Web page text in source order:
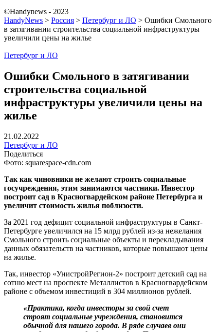
©Handynews - 2023
HandyNews > Россия > Петербург и ЛО > Ошибки Смольного
в затягивании строительства социальной инфраструктуры
увеличили цены на жилье
Петербург и ЛО
Ошибки Смольного в затягивании
строительства социальной
инфраструктуры увеличили цены на
жилье
21.02.2022
Петербург и ЛО
Поделиться
Фото: squarespace-cdn.com
Так как чиновники не желают строить социальные
госучреждения, этим занимаются частники. Инвестор
построит сад в Красногвардейском районе Петербурга и
увеличит стоимость жилья поблизости.
За 2021 год дефицит социальной инфраструктуры в Санкт-
Петербурге увеличился на 15 млрд рублей из-за нежелания
Смольного строить социальные объекты и перекладывания
данных обязательств на частников, которые повышают цены
на жилье.
Так, инвестор «УнистройРегион-2» построит детский сад на
сотню мест на проспекте Металлистов в Красногвардейском
районе с объемом инвестиций в 304 миллионов рублей.
«Практика, когда инвесторы за свой счет
строят социальные учреждения, становится
обычной для нашего города. В ряде случаев они